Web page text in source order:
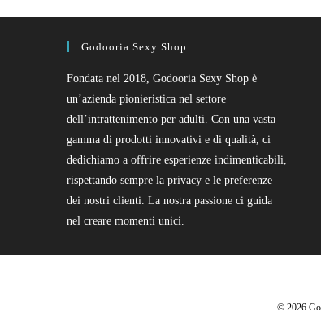
Godooria Sexy Shop
Fondata nel 2018, Godooria Sexy Shop è
un’azienda pionieristica nel settore
dell’intrattenimento per adulti. Con una vasta
gamma di prodotti innovativi e di qualità, ci
dedichiamo a offrire esperienze indimenticabili,
rispettando sempre la privacy e le preferenze
dei nostri clienti. La nostra passione ci guida
nel creare momenti unici.
© 2026